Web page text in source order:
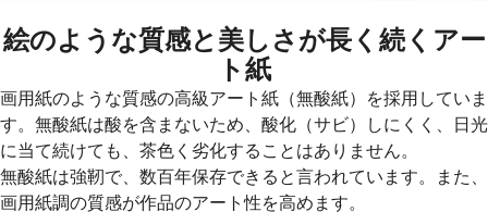
絵のような質感と美しさが長く続くアー
ト紙
画用紙のような質感の高級アート紙（無酸紙）を採用していま
す。無酸紙は酸を含まないため、酸化（サビ）しにくく、日光
に当て続けても、茶色く劣化することはありません。
無酸紙は強靭で、数百年保存できると言われています。また、
画用紙調の質感が作品のアート性を高めます。